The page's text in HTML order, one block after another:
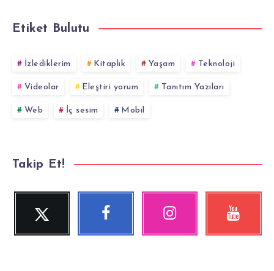
Etiket Bulutu
İzlediklerim Kitaplık Yaşam Teknoloji
Videolar Eleştiri yorum Tanıtım Yazıları
Web İç sesim Mobil
Takip Et!
Twitter Facebook Instagram
Fotoğraflarımız!
YouTube
Videolara